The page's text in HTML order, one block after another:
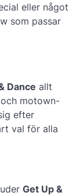
eller något
som passar
Dance allt
motown-
efter
val för alla
Get Up &